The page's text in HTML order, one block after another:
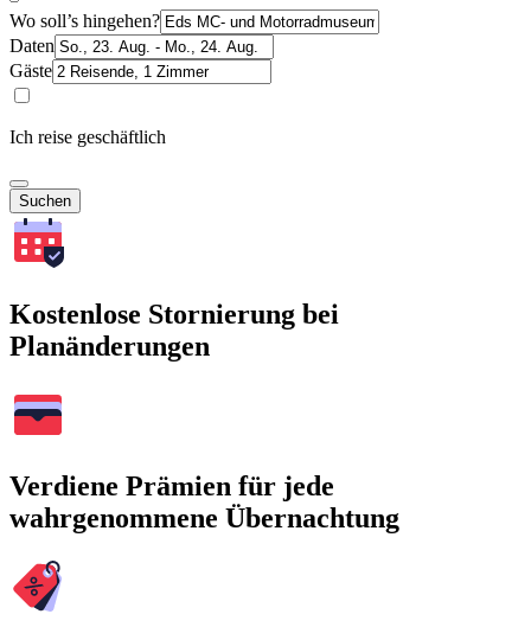
Wo soll’s hingehen?
Daten
Gäste
Ich reise geschäftlich
Suchen
Kostenlose Stornierung bei
Planänderungen
Verdiene Prämien für jede
wahrgenommene Übernachtung